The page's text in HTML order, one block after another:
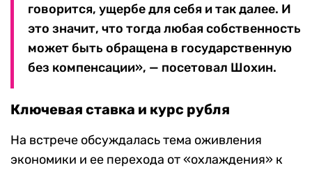
говорится, ущербе для себя и так далее. И
это значит, что тогда любая собственность
может быть обращена в государственную
без компенсации», — посетовал Шохин.
Ключевая ставка и курс рубля
На встрече обсуждалась тема оживления
экономики и ее перехода от «охлаждения» к